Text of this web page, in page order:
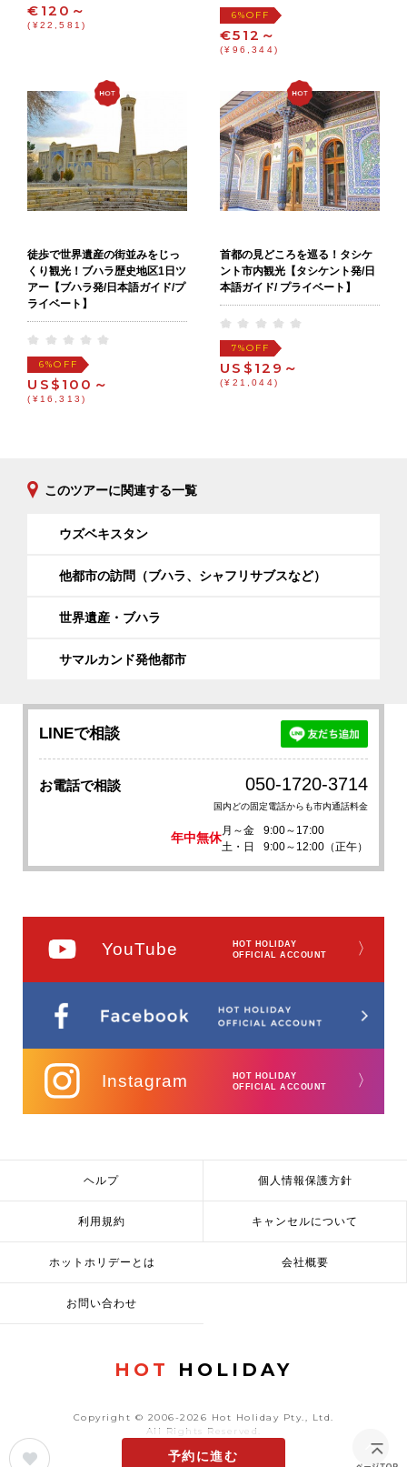
€120～
(¥22,581)
6%OFF
€512～
(¥96,344)
徒歩で世界遺産の街並みをじっ
くり観光！ブハラ歴史地区1日ツ
アー【ブハラ発/日本語ガイド/プ
ライベート】
6%OFF
US$100～
(¥16,313)
首都の見どころを巡る！タシケ
ント市内観光【タシケント発/日
本語ガイド/ プライベート】
7%OFF
US$129～
(¥21,044)
このツアーに関連する一覧
ウズベキスタン
他都市の訪問（ブハラ、シャフリサブスなど）
世界遺産・ブハラ
サマルカンド発他都市
LINEで相談
お電話で相談 050-1720-3714
国内どの固定電話からも市内通話料金
年中無休
月～金
9:00～17:00
土・日
9:00～12:00（正午）
YouTube
HOT HOLIDAY
OFFICIAL ACCOUNT
〉
Instagram
HOT HOLIDAY
OFFICIAL ACCOUNT
〉
ヘルプ 個人情報保護方針
利用規約 キャンセルについて
ホットホリデーとは 会社概要
お問い合わせ
HOT HOLIDAY
Copyright © 2006-2026 Hot Holiday Pty., Ltd.
All Rights Reserved.
予約に進む